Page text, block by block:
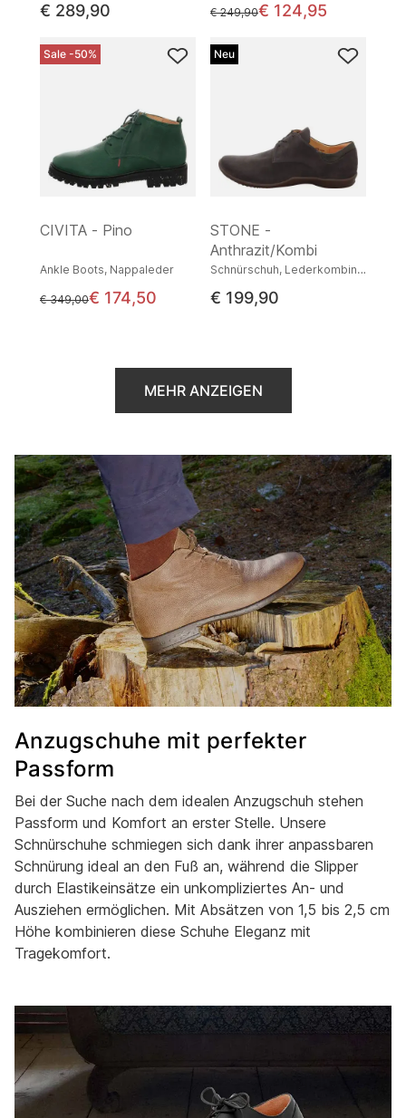
€ 289,90 statt
€ 249,90€ 124,95
Sale -50%
CIVITA - Pino
Ankle Boots, Nappaleder
statt
€ 349,00€ 174,50
Neu
STONE -
Anthrazit/Kombi
Schnürschuh, Lederkombination
€ 199,90
MEHR ANZEIGEN
Anzugschuhe mit perfekter
Passform
Bei der Suche nach dem idealen Anzugschuh stehen
Passform und Komfort an erster Stelle. Unsere
Schnürschuhe schmiegen sich dank ihrer anpassbaren
Schnürung ideal an den Fuß an, während die Slipper
durch Elastikeinsätze ein unkompliziertes An- und
Ausziehen ermöglichen. Mit Absätzen von 1,5 bis 2,5 cm
Höhe kombinieren diese Schuhe Eleganz mit
Tragekomfort.